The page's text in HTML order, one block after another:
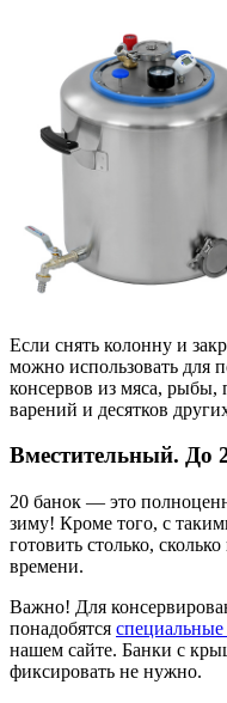
Если снять колонну и
можно использовать для
консервов из мяса,
варений и десятков
Вместительный. До
20 банок — это
зиму! Кроме того, с
готовить столько,
времени.
Важно! Для
понадобятся
нашем сайте. Банки с
фиксировать не нужно.